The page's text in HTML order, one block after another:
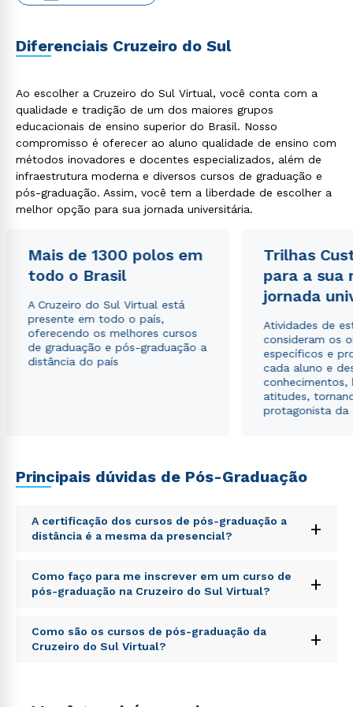
Diferenciais Cruzeiro do Sul
Ao escolher a Cruzeiro do Sul Virtual, você conta com a
qualidade e tradição de um dos maiores grupos
educacionais de ensino superior do Brasil. Nosso
compromisso é oferecer ao aluno qualidade de ensino com
métodos inovadores e docentes especializados, além de
infraestrutura moderna e diversos cursos de graduação e
pós-graduação. Assim, você tem a liberdade de escolher a
melhor opção para sua jornada universitária.
Mais de 1300 polos em
todo o Brasil
A Cruzeiro do Sul Virtual está
presente em todo o país,
oferecendo os melhores cursos
de graduação e pós-graduação a
distância do país
Trilhas
para a sua
jornada
Atividades de
consideram os
específicos e
cada aluno e
conhecimentos,
atitudes,
protagonista da
Principais dúvidas de Pós-Graduação
A certificação dos cursos de pós-graduação a
distância é a mesma da presencial?
+
Sed ut perspiciatis unde omnis iste natus error sit
voluptatem accusantium doloremque laudantium,
totam rem aperiam, eaque ipsa quae ab illo inventore
explicabo. Nemo enim ipsam voluptatem quia
voluptas sit aspernatur aut odit aut fugit, sed quia
Como faço para me inscrever em um curso de
pós-graduação na Cruzeiro do Sul Virtual?
+
Sed ut perspiciatis unde omnis iste natus error sit
voluptatem accusantium doloremque laudantium,
Como são os cursos de pós-graduação da
Cruzeiro do Sul Virtual?
+
WhatsApp
Estou de acordo com a Política de Privacidade.
autorizo que meus dados sejam utilizados para o
envio de conteúdos da Cruzeiro do Sul.